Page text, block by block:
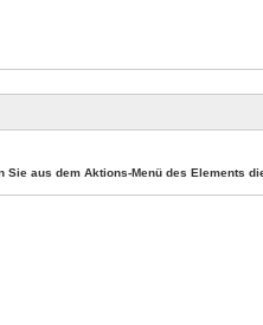
aus dem Aktions-Menü des Elements